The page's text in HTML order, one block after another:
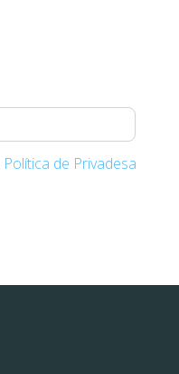
Política de Privadesa